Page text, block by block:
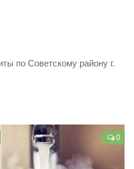
по Советскому району г.
0